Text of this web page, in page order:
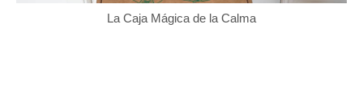
La Caja Mágica de la Calma